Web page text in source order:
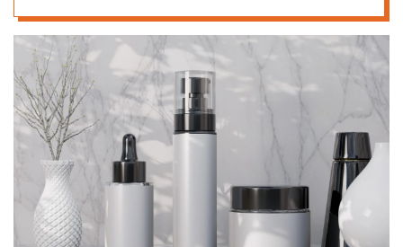
натуральні
засоби